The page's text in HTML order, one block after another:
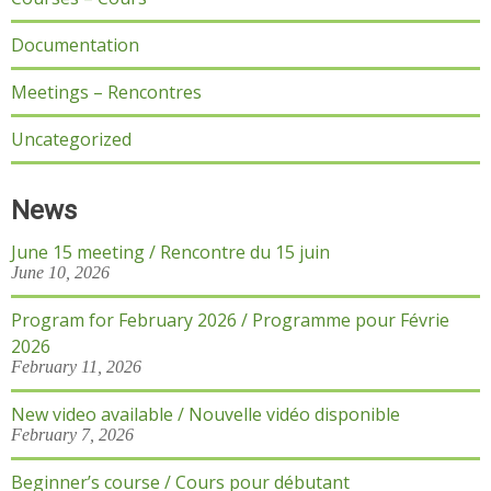
Documentation
Meetings – Rencontres
Uncategorized
News
June 15 meeting / Rencontre du 15 juin
June 10, 2026
Program for February 2026 / Programme pour Févrie
2026
February 11, 2026
New video available / Nouvelle vidéo disponible
February 7, 2026
Beginner’s course / Cours pour débutant